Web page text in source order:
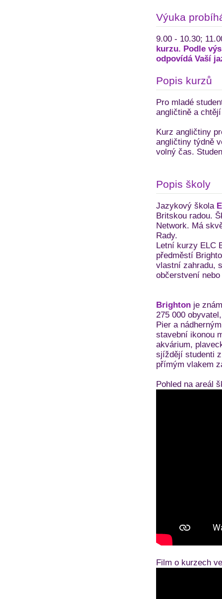
Výuka
9.00 - 10.30;
kurzu. Podle
odpovídá Vaší
Popis kurzů
Pro mladé
angličtině a
Kurz angličtiny
angličtiny týdně
volný čas.
Popis školy
Jazykový škola
Britskou radou.
Network. Má
Rady.
Letní kurzy ELC
předměstí
vlastní zahradu,
občerstvení
Brightonje
275 000
Pier a
stavební ikonou
akvárium,
sjíždějí studenti
přímým vlakem
Pohled na areál
Film o kurzech